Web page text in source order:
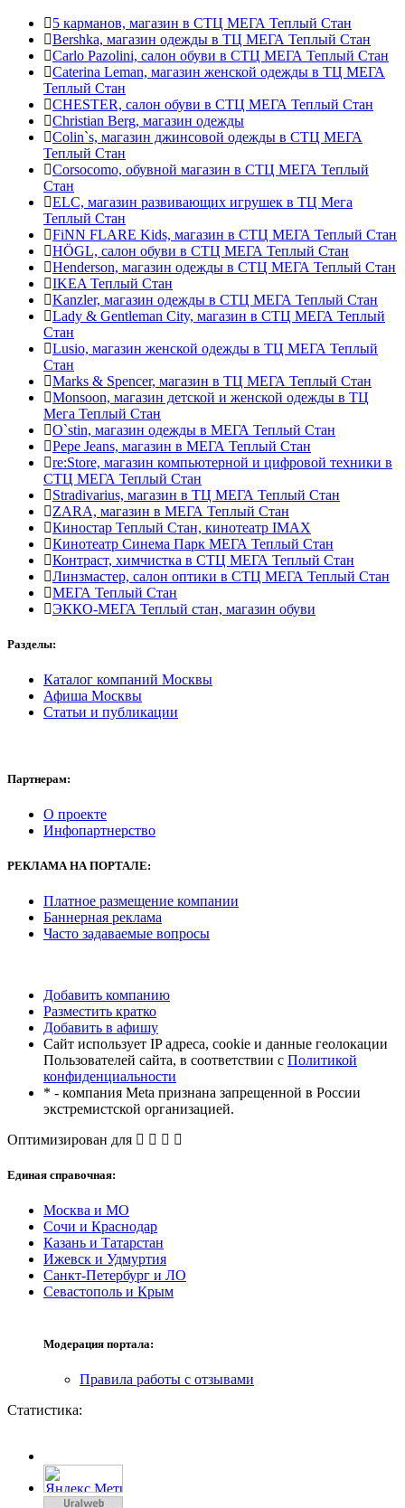
5 карманов, магазин в СТЦ МЕГА Теплый Стан
Bershka, магазин одежды в ТЦ МЕГА Теплый Стан
Carlo Pazolini, салон обуви в СТЦ МЕГА Теплый Стан
Caterina Leman, магазин женской одежды в ТЦ МЕГА
Теплый Стан
CHESTER, салон обуви в СТЦ МЕГА Теплый Стан
Christian Berg, магазин одежды
Colin`s, магазин джинсовой одежды в СТЦ МЕГА
Теплый Стан
Corsocomo, обувной магазин в СТЦ МЕГА Теплый
Стан
ELC, магазин развивающих игрушек в ТЦ Мега
Теплый Стан
FiNN FLARE Kids, магазин в СТЦ МЕГА Теплый Стан
HÖGL, салон обуви в СТЦ МЕГА Теплый Стан
Henderson, магазин одежды в СТЦ МЕГА Теплый Стан
IKEA Теплый Стан
Kanzler, магазин одежды в СТЦ МЕГА Теплый Стан
Lady & Gentleman Сity, магазин в СТЦ МЕГА Теплый
Стан
Lusio, магазин женской одежды в ТЦ МЕГА Теплый
Стан
Marks & Spencer, магазин в ТЦ МЕГА Теплый Стан
Monsoon, магазин детской и женской одежды в ТЦ
Мега Теплый Стан
O`stin, магазин одежды в МЕГА Теплый Стан
Pepe Jeans, магазин в МЕГА Теплый Стан
re:Store, магазин компьютерной и цифровой техники в
СТЦ МЕГА Теплый Стан
Stradivarius, магазин в ТЦ МЕГА Теплый Стан
ZARA, магазин в МЕГА Теплый Стан
Киностар Теплый Стан, кинотеатр IMAX
Кинотеатр Синема Парк МЕГА Теплый Стан
Контраст, химчистка в СТЦ МЕГА Теплый Стан
Линзмастер, салон оптики в СТЦ МЕГА Теплый Стан
МЕГА Теплый Стан
ЭККО-МЕГА Теплый стан, магазин обуви
Разделы:
Каталог компаний Москвы
Афиша Москвы
Статьи и публикации
Партнерам:
О проекте
Инфопартнерство
РЕКЛАМА НА ПОРТАЛЕ:
Платное размещение компании
Баннерная реклама
Часто задаваемые вопросы
Добавить компанию
Разместить кратко
Добавить в афишу
Сайт использует IP адреса, cookie и данные геолокации
Пользователей сайта, в соответствии с Политикой
конфиденциальности
* - компания Meta признана запрещенной в России
экстремистской организацией.
Оптимизирован для
Единая справочная:
Москва и МО
Сочи и Краснодар
Казань и Татарстан
Ижевск и Удмуртия
Санкт-Петербург и ЛО
Севастополь и Крым
Модерация портала:
Правила работы с отзывами
Статистика: